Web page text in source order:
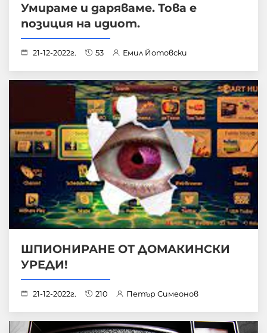
Умираме и даряваме. Това е
позиция на идиот.
21-12-2022г. 53 Емил Йотовски
ШПИОНИРАНЕ ОТ ДОМАКИНСКИ
УРЕДИ!
21-12-2022г. 210 Петър Симеонов